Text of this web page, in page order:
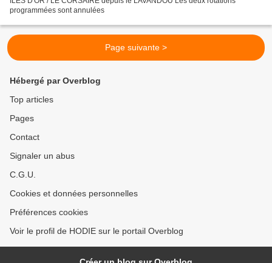
programmées sont annulées
Page suivante >
Hébergé par Overblog
Top articles
Pages
Contact
Signaler un abus
C.G.U.
Cookies et données personnelles
Préférences cookies
Voir le profil de HODIE sur le portail Overblog